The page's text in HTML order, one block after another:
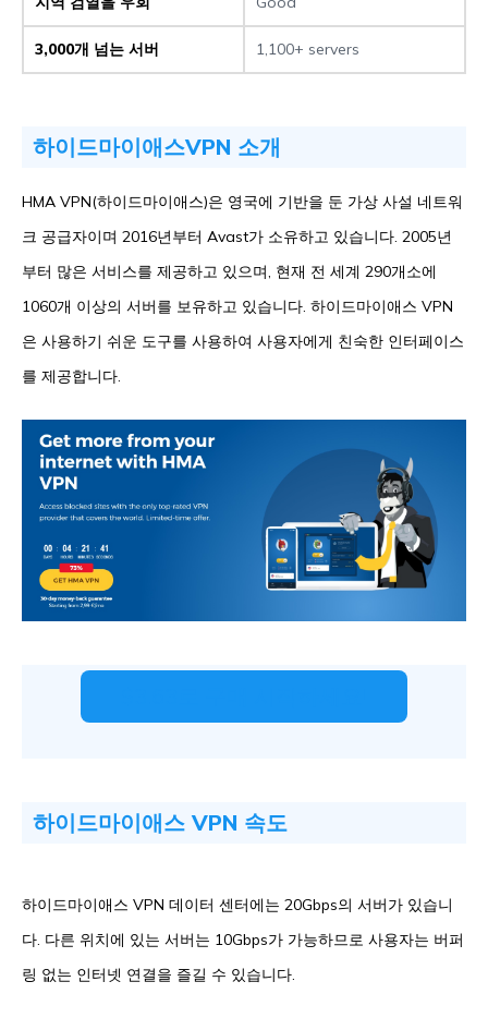
3,000개 넘는 서버 1,100+ servers
하이드마이애스VPN 소개
HMA VPN(하이드마이애스)은 영국에 기반을 둔 가상 사설 네트워
크 공급자이며 2016년부터 Avast가 소유하고 있습니다. 2005년
부터 많은 서비스를 제공하고 있으며, 현재 전 세계 290개소에
1060개 이상의 서버를 보유하고 있습니다. 하이드마이애스 VPN
은 사용하기 쉬운 도구를 사용하여 사용자에게 친숙한 인터페이스
를 제공합니다.
하이드마이애스 VPN 속도
하이드마이애스 VPN 데이터 센터에는 20Gbps의 서버가 있습니
다. 다른 위치에 있는 서버는 10Gbps가 가능하므로 사용자는 버퍼
링 없는 인터넷 연결을 즐길 수 있습니다.